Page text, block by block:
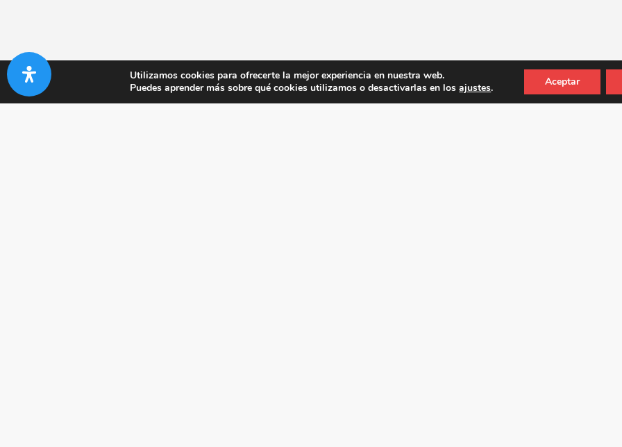
Utilizamos cookies para ofrecerte la mejor experiencia en nuestra web.
Puedes aprender más sobre qué cookies utilizamos o desactivarlas en losajustes. Aceptar